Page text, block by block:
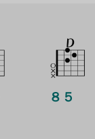
８５